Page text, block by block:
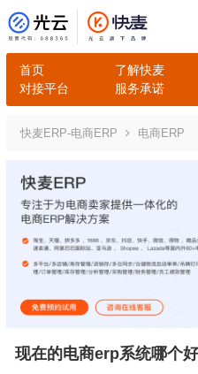
首页 了解快麦
对接平台
服务承诺
快麦ERP-电商ERP 电商ERP
现在的电商erp系统哪个